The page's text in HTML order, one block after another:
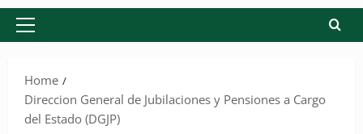
Primary
Home
Direccion General de Jubilaciones y Pensiones a Cargo
del Estado (DGJP)